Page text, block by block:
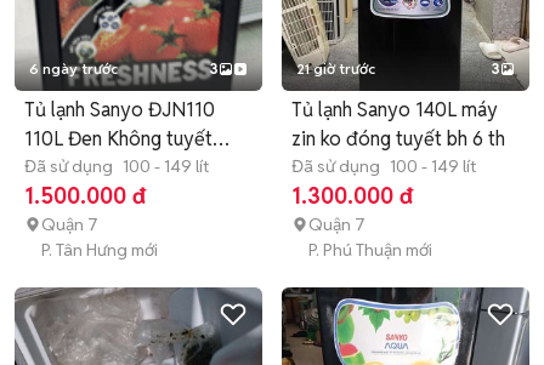
6 ngày trước 3
Tủ lạnh Sanyo ĐJN110
110L Đen Không tuyết
1tr500
Đã sử dụng 100 - 149 lít
1.500.000 đ
Quận 7
P. Tân Hưng mới
21 giờ trước 3
Tủ lạnh Sanyo 140L máy
zin ko đóng tuyết bh 6 th
Đã sử dụng 100 - 149 lít
1.300.000 đ
Quận 7
P. Phú Thuận mới